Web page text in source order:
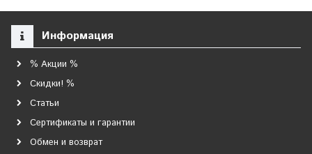
Информация
% Акции %
Скидки! %
Статьи
Сертификаты и гарантии
Обмен и возврат